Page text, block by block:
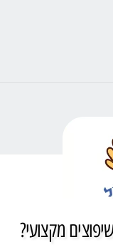
מקצועי?